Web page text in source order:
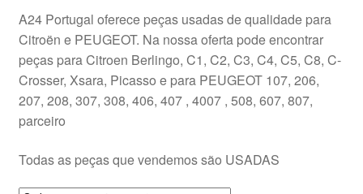
Envio para todo o planeta
Minha conta
Pagamentos
Pagamentos
A24 Portugal oferece peças usadas de qualidade para
Citroën e PEUGEOT. Na nossa oferta pode encontrar
peças para Citroen Berlingo, C1, C2, C3, C4, C5, C8, C-
Crosser, Xsara, Picasso e para PEUGEOT 107, 206,
207, 208, 307, 308, 406, 407 , 4007 , 508, 607, 807,
parceiro
Todas as peças que vendemos são USADAS